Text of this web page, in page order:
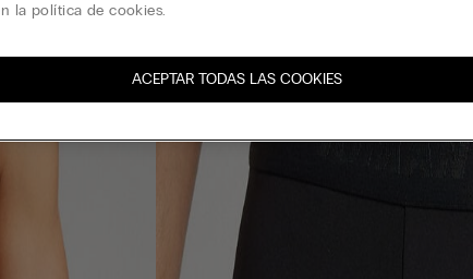
la política de cookies.
ACEPTAR TODAS LAS COOKIES